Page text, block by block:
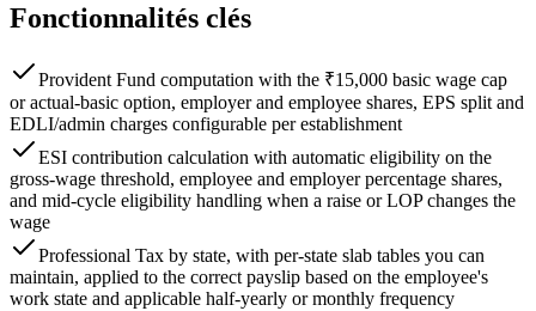
Fonctionnalités clés
Provident Fund computation with the ₹15,000 basic wage cap
or actual-basic option, employer and employee shares, EPS split and
EDLI/admin charges configurable per establishment
ESI contribution calculation with automatic eligibility on the
gross-wage threshold, employee and employer percentage shares,
and mid-cycle eligibility handling when a raise or LOP changes the
wage
Professional Tax by state, with per-state slab tables you can
maintain, applied to the correct payslip based on the employee's
work state and applicable half-yearly or monthly frequency